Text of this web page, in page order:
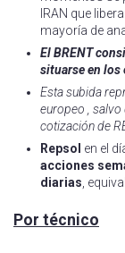
IRAN que
mayoría de
El BRENT
situarse en los
Esta subida
europeo , salvo
cotización de
Repsol en el
acciones
diarias ,
Por técnico